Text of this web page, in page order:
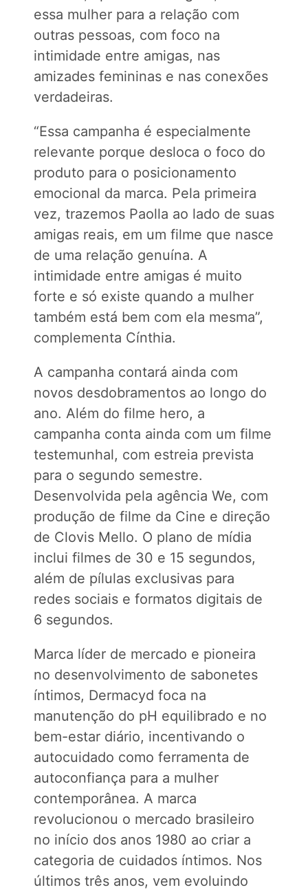
essa mulher para a relação com
outras pessoas, com foco na
intimidade entre amigas, nas
amizades femininas e nas conexões
verdadeiras.
“Essa campanha é especialmente
relevante porque desloca o foco do
produto para o posicionamento
emocional da marca. Pela primeira
vez, trazemos Paolla ao lado de suas
amigas reais, em um filme que nasce
de uma relação genuína. A
intimidade entre amigas é muito
forte e só existe quando a mulher
também está bem com ela mesma”,
complementa Cínthia.
A campanha contará ainda com
novos desdobramentos ao longo do
ano. Além do filme hero, a
campanha conta ainda com um filme
testemunhal, com estreia prevista
para o segundo semestre.
Desenvolvida pela agência We, com
produção de filme da Cine e direção
de Clovis Mello. O plano de mídia
inclui filmes de 30 e 15 segundos,
além de pílulas exclusivas para
redes sociais e formatos digitais de
6 segundos.
Marca líder de mercado e pioneira
no desenvolvimento de sabonetes
íntimos, Dermacyd foca na
manutenção do pH equilibrado e no
bem-estar diário, incentivando o
autocuidado como ferramenta de
autoconfiança para a mulher
contemporânea. A marca
revolucionou o mercado brasileiro
no início dos anos 1980 ao criar a
categoria de cuidados íntimos. Nos
últimos três anos, vem evoluindo